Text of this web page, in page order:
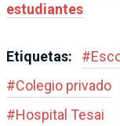
estudiantes
Etiquetas: #
#Colegio privado
#Hospital Tesai